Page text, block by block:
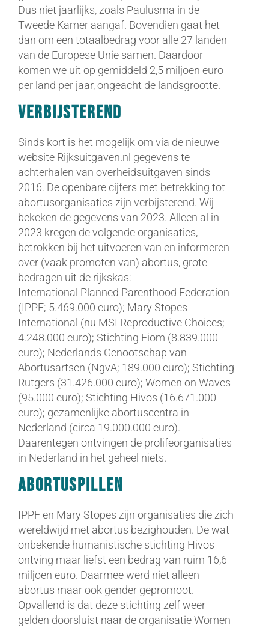
Dus niet jaarlijks, zoals Paulusma in de
Tweede Kamer aangaf. Bovendien gaat het
dan om een totaalbedrag voor alle 27 landen
van de Europese Unie samen. Daardoor
komen we uit op gemiddeld 2,5 miljoen euro
per land per jaar, ongeacht de landsgrootte.
Verbijsterend
Sinds kort is het mogelijk om via de nieuwe
website Rijksuitgaven.nl gegevens te
achterhalen van overheidsuitgaven sinds
2016. De openbare cijfers met betrekking tot
abortusorganisaties zijn verbijsterend. Wij
bekeken de gegevens van 2023. Alleen al in
2023 kregen de volgende organisaties,
betrokken bij het uitvoeren van en informeren
over (vaak promoten van) abortus, grote
bedragen uit de rijkskas:
International Planned Parenthood Federation
(IPPF; 5.469.000 euro); Mary Stopes
International (nu MSI Reproductive Choices;
4.248.000 euro); Stichting Fiom (8.839.000
euro); Nederlands Genootschap van
Abortusartsen (NgvA; 189.000 euro); Stichting
Rutgers (31.426.000 euro); Women on Waves
(95.000 euro); Stichting Hivos (16.671.000
euro); gezamenlijke abortuscentra in
Nederland (circa 19.000.000 euro).
Daarentegen ontvingen de prolifeorganisaties
in Nederland in het geheel niets.
Abortuspillen
IPPF en Mary Stopes zijn organisaties die zich
wereldwijd met abortus bezighouden. De wat
onbekende humanistische stichting Hivos
ontving maar liefst een bedrag van ruim 16,6
miljoen euro. Daarmee werd niet alleen
abortus maar ook gender gepromoot.
Opvallend is dat deze stichting zelf weer
gelden doorsluist naar de organisatie Women